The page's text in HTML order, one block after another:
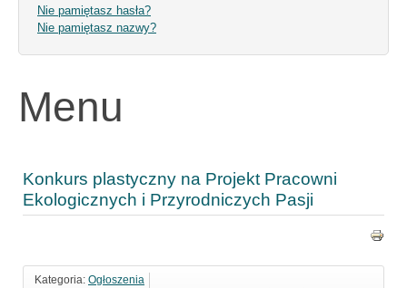
Nie pamiętasz hasła?
Nie pamiętasz nazwy?
Menu
Konkurs plastyczny na Projekt Pracowni
Ekologicznych i Przyrodniczych Pasji
Kategoria: Ogłoszenia